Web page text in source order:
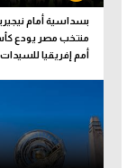
بسداسية أمام
منتخب مصر يودع
أمم إفريقيا للسيدات